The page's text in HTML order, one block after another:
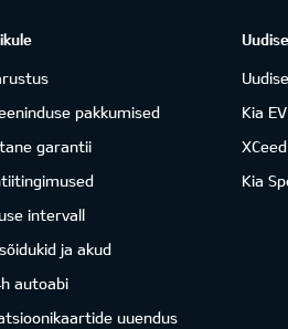
pakkumised
garantii
intervall
ja akud
autoabi
uuendus
Kia
Kia